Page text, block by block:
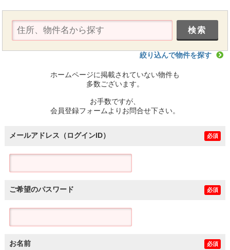
絞り込んで物件を探す
ホームページに掲載されていない物件も
多数ございます。
お手数ですが、
会員登録フォームよりお問合せ下さい。
メールアドレス（ログインID） 必須
ご希望のパスワード 必須
お名前 必須